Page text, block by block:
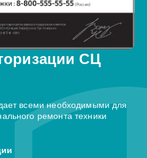
СЦ
всеми необходимыми для
ремонта техники